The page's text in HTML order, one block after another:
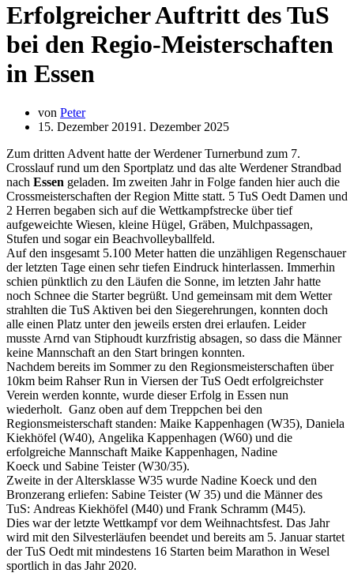
Erfolgreicher Auftritt des TuS
bei den Regio-Meisterschaften
in Essen
von Peter
15. Dezember 20191. Dezember 2025
Zum dritten Advent hatte der Werdener Turnerbund zum 7.
Crosslauf rund um den Sportplatz und das alte Werdener Strandbad
nach Essen geladen. Im zweiten Jahr in Folge fanden hier auch die
Crossmeisterschaften der Region Mitte statt. 5 TuS Oedt Damen und
2 Herren begaben sich auf die Wettkampfstrecke über tief
aufgeweichte Wiesen, kleine Hügel, Gräben, Mulchpassagen,
Stufen und sogar ein Beachvolleyballfeld.
Auf den insgesamt 5.100 Meter hatten die unzähligen Regenschauer
der letzten Tage einen sehr tiefen Eindruck hinterlassen. Immerhin
schien pünktlich zu den Läufen die Sonne, im letzten Jahr hatte
noch Schnee die Starter begrüßt. Und gemeinsam mit dem Wetter
strahlten die TuS Aktiven bei den Siegerehrungen, konnten doch
alle einen Platz unter den jeweils ersten drei erlaufen. Leider
musste Arnd van Stiphoudt kurzfristig absagen, so dass die Männer
keine Mannschaft an den Start bringen konnten.
Nachdem bereits im Sommer zu den Regionsmeisterschaften über
10km beim Rahser Run in Viersen der TuS Oedt erfolgreichster
Verein werden konnte, wurde dieser Erfolg in Essen nun
wiederholt. Ganz oben auf dem Treppchen bei den
Regionsmeisterschaft standen: Maike Kappenhagen (W35), Daniela
Kiekhöfel (W40), Angelika Kappenhagen (W60) und die
erfolgreiche Mannschaft Maike Kappenhagen, Nadine
Koeck und Sabine Teister (W30/35).
Zweite in der Altersklasse W35 wurde Nadine Koeck und den
Bronzerang erliefen: Sabine Teister (W 35) und die Männer des
TuS: Andreas Kiekhöfel (M40) und Frank Schramm (M45).
Dies war der letzte Wettkampf vor dem Weihnachtsfest. Das Jahr
wird mit den Silvesterläufen beendet und bereits am 5. Januar startet
der TuS Oedt mit mindestens 16 Starten beim Marathon in Wesel
sportlich in das Jahr 2020.